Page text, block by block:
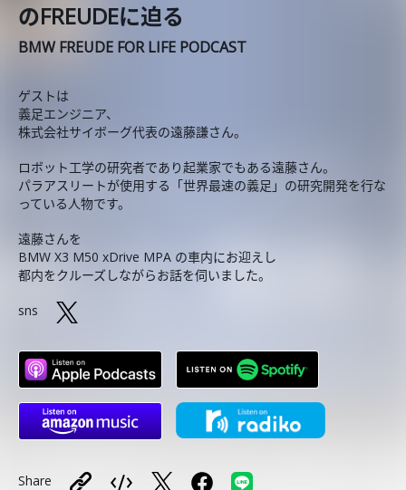
のFREUDEに迫る
BMW FREUDE FOR LIFE PODCAST
ゲストは
義足エンジニア、
株式会社サイボーグ代表の遠藤謙さん。
ロボット工学の研究者であり起業家でもある遠藤さん。
パラアスリートが使用する「世界最速の義足」の研究開発を行な
っている人物です。
遠藤さんを
BMW X3 M50 xDrive MPA の車内にお迎えし
都内をクルーズしながらお話を伺いました。
sns
Share